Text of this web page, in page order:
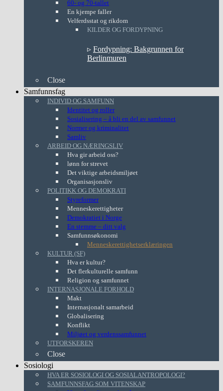
60- og 70-tallet
En kjempe faller
Velferdsstat og rikdom
KILDER OG FORDYPNING
▹ Fordypning: Bakgrunnen for
Berlinmuren
Close
Samfunnsfag
INDIVID OG SAMFUNN
Identitet og roller
Sosialisering – å bli en del av samfunnet
Normer og kriminalitet
Samliv
ARBEID OG NÆRINGSLIV
Hva gir arbeid oss?
lønn for strevet
Det viktige arbeidsmiljøet
Organisasjonsliv
POLITIKK OG DEMOKRATI
Styreformer
Menneskerettigheter
Demokratiet i Norge
En stemme – ditt valg
Samfunnsøkonomi
Menneskerettighetserklæringen
KULTUR (SF)
Hva er kultur?
Det flerkulturelle samfunn
Religion og samfunnet
INTERNASJONALE FORHOLD
Makt
Internasjonalt samarbeid
Globalisering
Konflikt
Miljøet og verdenssamfunnet
UTFORSKEREN
Close
Sosiologi
HVA ER SOSIOLOGI OG SOSIALANTROPOLOGI?
SAMFUNNSFAG SOM VITENSKAP